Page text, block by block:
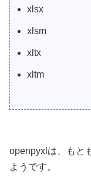
xlsx
xlsm
xltx
xltm
openpyxlは、もと
ようです。